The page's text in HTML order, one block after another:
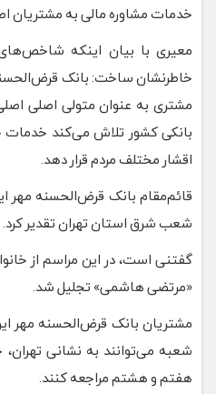
خدمات مشاوره مالی به مشتریان
معیری با بیان اینکه
مشتری به عنوان متولی اصلی
بانکی کشور تلاش می‌کند
اقشار مختلف مردم قرار دهد.
قائم‌مقام بانک قرض‌الحسنه مهر
شعب شرق استان تهران تقدیر کرد.
«مرتضی هاشمی» تجلیل شد.
مشتریان بانک قرض‌الحسنه مهر
شعبه می‌توانند به نشانی تهران،
هفتم و هشتم مراجعه کنند.